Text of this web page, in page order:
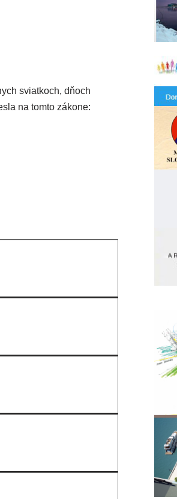
sviatkoch, dňoch
na tomto zákone: